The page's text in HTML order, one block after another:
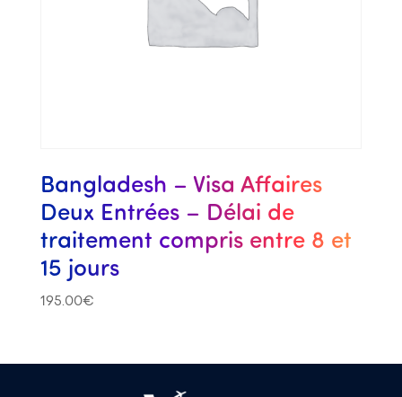
Bangladesh – Visa Affaires
Deux Entrées – Délai de
traitement compris entre 8 et
15 jours
195.00€